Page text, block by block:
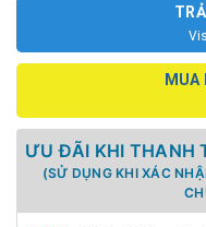
MUA
ƯU ĐÃI KHI THANH
(SỬ DỤNG KHI XÁC